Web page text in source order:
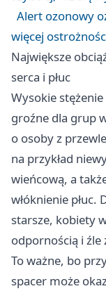
Alert ozonowy
więcej
Największe
serca i płuc
Wysokie
groźne dla grup
o osoby z
na przykład
wieńcową, a
włóknienie płuc.
starsze, kobiety
odpornością i źle
To ważne, bo
spacer może